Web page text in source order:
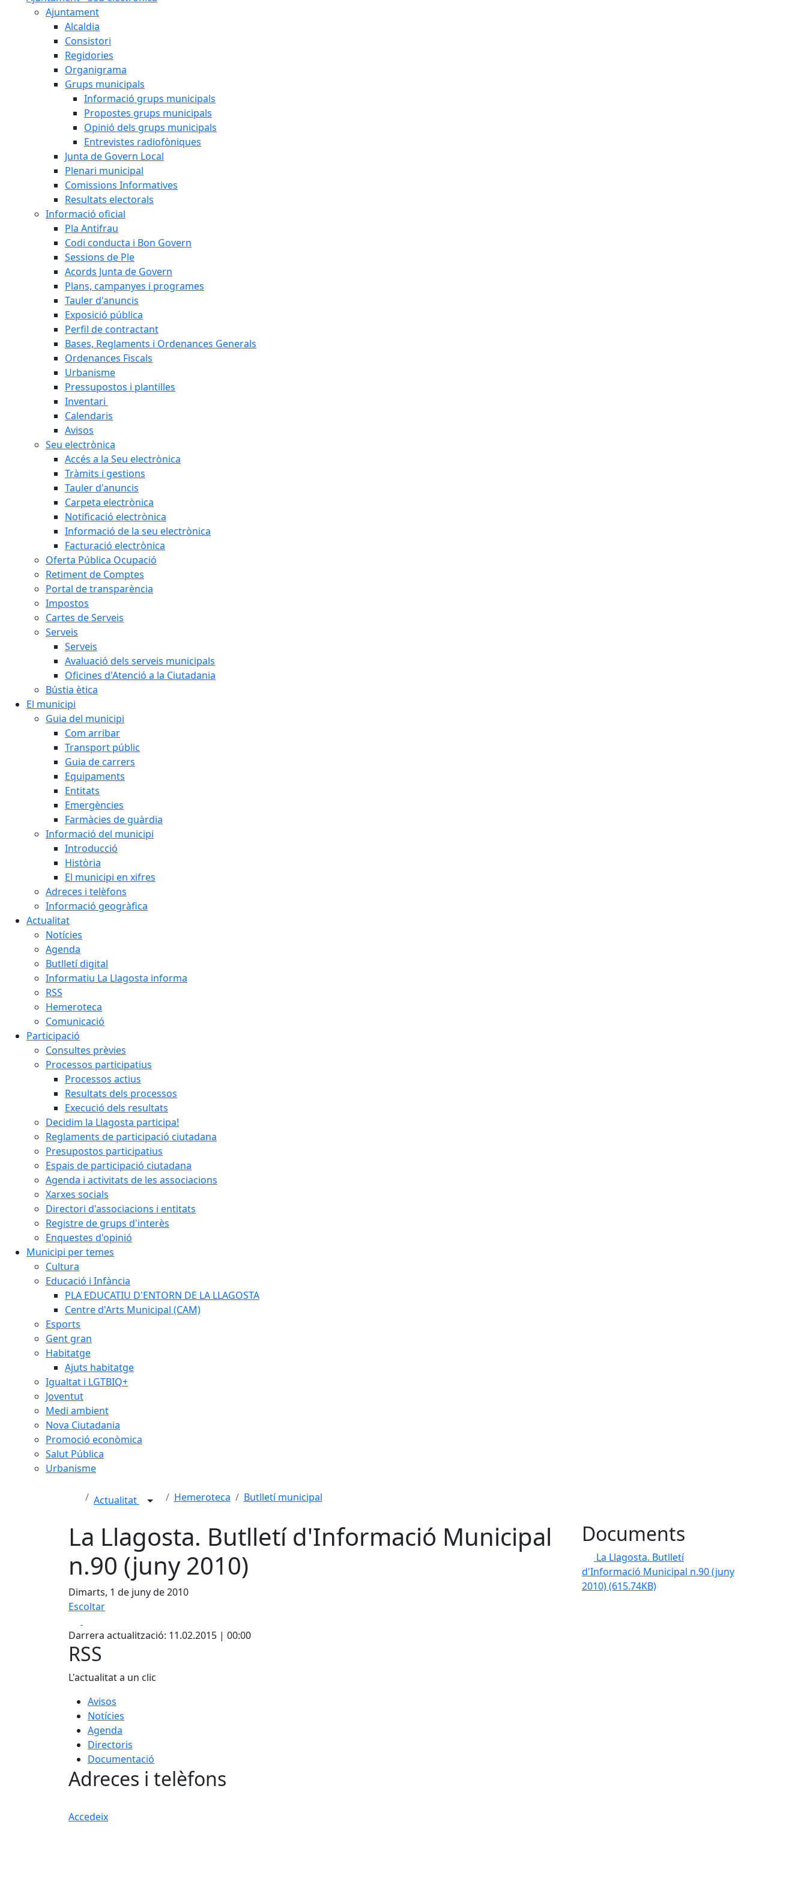
Ajuntament
Alcaldia
Consistori
Regidories
Organigrama
Grups municipals
Informació grups municipals
Propostes grups municipals
Opinió dels grups municipals
Entrevistes radiofòniques
Junta de Govern Local
Plenari municipal
Comissions Informatives
Resultats electorals
Informació oficial
Pla Antifrau
Codi conducta i Bon Govern
Sessions de Ple
Acords Junta de Govern
Plans, campanyes i programes
Tauler d'anuncis
Exposició pública
Perfil de contractant
Bases, Reglaments i Ordenances Generals
Ordenances Fiscals
Urbanisme
Pressupostos i plantilles
Inventari
Calendaris
Avisos
Seu electrònica
Accés a la Seu electrònica
Tràmits i gestions
Tauler d'anuncis
Carpeta electrònica
Notificació electrònica
Informació de la seu electrònica
Facturació electrònica
Oferta Pública Ocupació
Retiment de Comptes
Portal de transparència
Impostos
Cartes de Serveis
Serveis
Serveis
Avaluació dels serveis municipals
Oficines d'Atenció a la Ciutadania
Bústia ètica
El municipi
Guia del municipi
Com arribar
Transport públic
Guia de carrers
Equipaments
Entitats
Emergències
Farmàcies de guàrdia
Informació del municipi
Introducció
Història
El municipi en xifres
Adreces i telèfons
Informació geogràfica
Actualitat
Notícies
Agenda
Butlletí digital
Informatiu La Llagosta informa
RSS
Hemeroteca
Comunicació
Participació
Consultes prèvies
Processos participatius
Processos actius
Resultats dels processos
Execució dels resultats
Decidim la Llagosta participa!
Reglaments de participació ciutadana
Presupostos participatius
Espais de participació ciutadana
Agenda i activitats de les associacions
Xarxes socials
Directori d'associacions i entitats
Registre de grups d'interès
Enquestes d'opinió
Municipi per temes
Cultura
Educació i Infància
PLA EDUCATIU D'ENTORN DE LA LLAGOSTA
Centre d'Arts Municipal (CAM)
Esports
Gent gran
Habitatge
Ajuts habitatge
Igualtat i LGTBIQ+
Joventut
Medi ambient
Nova Ciutadania
Promoció econòmica
Salut Pública
Urbanisme
Actualitat Hemeroteca Butlletí municipal
La Llagosta. Butlletí d'Informació Municipal
n.90 (juny 2010)
Dimarts, 1 de juny de 2010
Escoltar
Darrera actualització: 11.02.2015 | 00:00
Documents
La Llagosta. Butlletí
d'Informació Municipal n.90 (juny
2010)(615.74KB)
RSS
L'actualitat a un clic
Avisos
Notícies
Agenda
Directoris
Documentació
Adreces i telèfons
Accedeix